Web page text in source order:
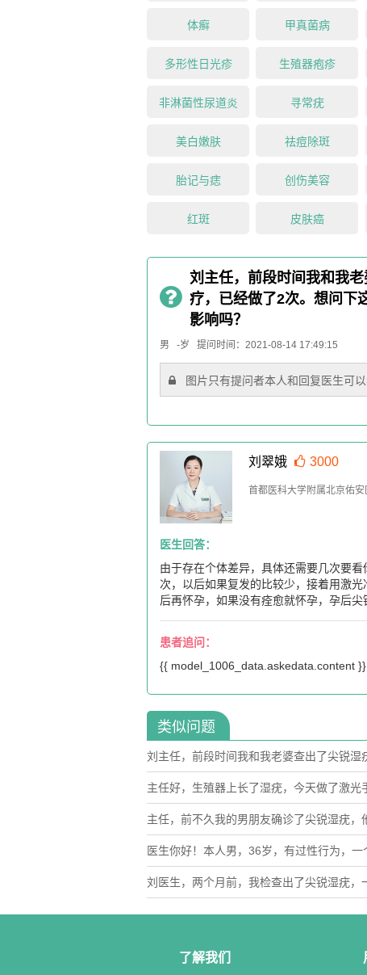
体癣 甲真菌病
多形性日光疹 生殖器疱疹
非淋菌性尿道炎 寻常疣
美白嫩肤 祛痘除斑
胎记与痣 创伤美容
红斑 皮肤癌
刘主任，前段时间我和我
疗，已经做了2次。想问下
影响吗？
男 -岁 提问时间：2021-08-14 17:49:15
图片只有提问者本人和回复医生可以
刘翠娥 3000
首都医科大学附属北京佑
医生回答：
由于存在个体差异，具体还需要几次要
次，以后如果复发的比较少，接着用激
后再怀孕，如果没有痊愈就怀孕，孕后尖
患者追问：
{{ model_1006_data.askedata.content }}
类似问题
刘主任，前段时间我和我老婆查出了尖锐
2次。想问下这个还需要几次？我们打算备
主任好，生殖器上长了湿疣，今天做了激
病能不能根治，会不会有不良影响。
主任，前不久我的男朋友确诊了尖锐湿疣
染。
医生你好！本人男，36岁，有过性行为，
刘医生，两个月前，我检查出了尖锐湿疣，
了解我们